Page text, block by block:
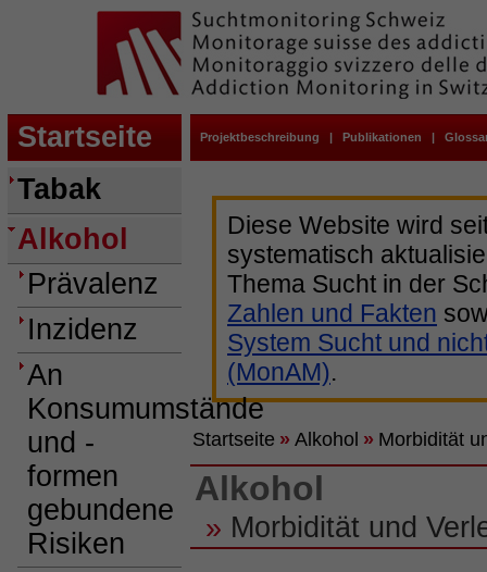
Startseite Projektbeschreibung | Publikationen |
Tabak
Alkohol
Prävalenz
Inzidenz
An
Konsumumstände
und -
formen
gebundene
Risiken
Diese Website wird
systematisch
Thema Sucht in der
Zahlen und Fakten
System Sucht und
(MonAM).
Startseite » Alkohol » Morbidität
Alkohol
» Morbidität und